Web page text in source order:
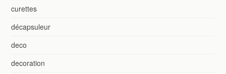
curettes
décapsuleur
deco
decoration